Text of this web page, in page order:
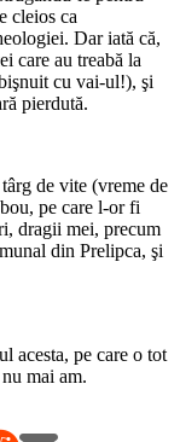
cleios ca
Dar iată că,
care au treabă la
cu vai-ul!), şi
pierdută.
de vite (vreme de
pe care l-or fi
dragii mei, precum
din Prelipca, şi
acesta, pe care o tot
mai am.